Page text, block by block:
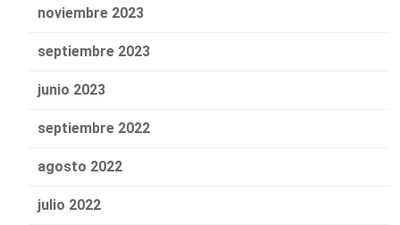
noviembre 2023
septiembre 2023
junio 2023
septiembre 2022
agosto 2022
julio 2022